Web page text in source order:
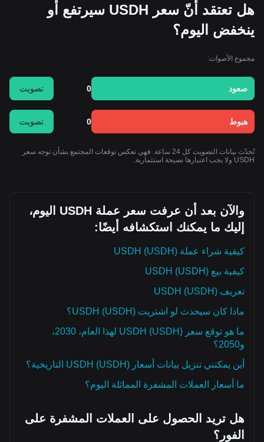
هل تعتقد أنّ سعر USDH سيرتفع أو
ينخفض اليوم؟
مجموع الأصوات:
صعود 0 تصويت
هبوط 0 تصويت
تُحدّث بيانات التصويت كل 24 ساعة. فهي تعكس توقعات المجتمع بشأن توجه سعر
USDH ولا يجب اعتبارها نصيحة استثمارية.
والآن بعد أن عرفت سعر عملة USDH اليوم،
إليك ما يمكنك استكشافه أيضًا:
كيفية شراء عملة USDH (USDH)
كيفية بيع USDH (USDH)
تعريف USDH (USDH)
ماذا كان سيحدث لو اشتريت USDH (USDH)؟
ما هو توقع سعر USDH (USDH) لهذا العام، 2030،
و2050؟
أين يمكنني تنزيل بيانات أسعار USDH (USDH) التاريخية؟
ما أسعار العملات المشفرة المماثلة اليوم؟
هل تريد الحصول على العملات المشفرة على
الفور؟